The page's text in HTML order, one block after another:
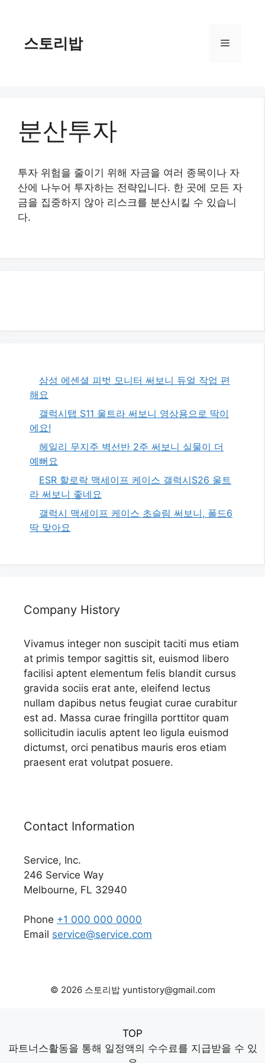
스토리밥 메
분산투자
투자 위험을 줄이기 위해 자금을 여러 종목이나 자
산에 나누어 투자하는 전략입니다. 한 곳에 모든 자
금을 집중하지 않아 리스크를 분산시킬 수 있습니
다.
삼성 에센셜 피벗 모니터 써보니 듀얼 작업 편
해요
갤럭시탭 S11 울트라 써보니 영상용으로 딱이
에요!
헤일리 무지주 벽선반 2주 써보니 실물이 더
예뻐요
ESR 할로락 맥세이프 케이스 갤럭시S26 울트
라 써보니 좋네요
갤럭시 맥세이프 케이스 초슬림 써보니, 폴드6
딱 맞아요
Company History
Vivamus integer non suscipit taciti mus etiam
at primis tempor sagittis sit, euismod libero
facilisi aptent elementum felis blandit cursus
gravida sociis erat ante, eleifend lectus
nullam dapibus netus feugiat curae curabitur
est ad. Massa curae fringilla porttitor quam
sollicitudin iaculis aptent leo ligula euismod
dictumst, orci penatibus mauris eros etiam
praesent erat volutpat posuere.
Contact Information
Service, Inc.
246 Service Way
Melbourne, FL 32940
Phone +1 000 000 0000
Email service@service.com
© 2026 스토리밥 yuntistory@gmail.com
TOP
파트너스활동을 통해 일정액의 수수료를 지급받을 수 있